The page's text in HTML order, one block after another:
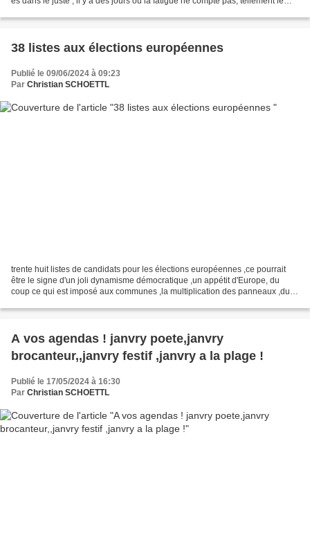
38 listes aux élections européennes
Publié le 09/06/2024 à 09:23
Par Christian SCHOETTL
trente huit listes de candidats pour les élections européennes ,ce pourrait
être le signe d'un joli dynamisme démocratique ,un appétit d'Europe, du
coup ce qui est imposé aux communes ,la multiplication des panneaux ,du
A vos agendas ! janvry poete,janvry
brocanteur,,janvry festif ,janvry a la plage !
Publié le 17/05/2024 à 16:30
Par Christian SCHOETTL